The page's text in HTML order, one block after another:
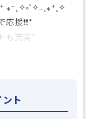
⁎⁺˳✧༚˚✧₊˳⁎⁺˳✧
援❗️❗️*
も充実*
⁎⁺˳✧༚˚✧₊˳⁎⁺˳✧
ト